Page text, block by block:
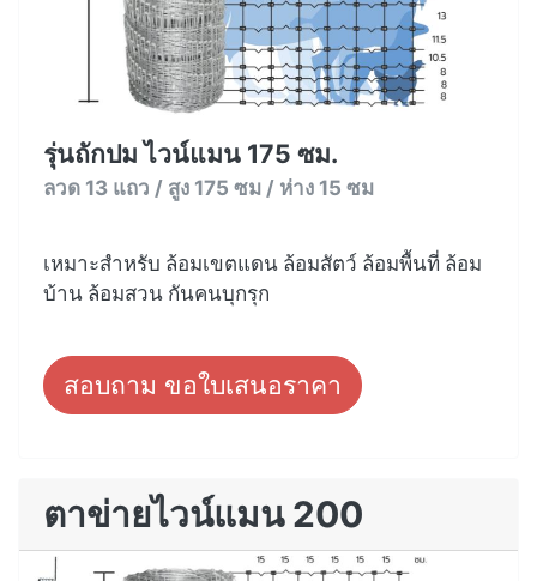
รุ่นถักปม ไวน์แมน 175 ซม.
ลวด 13 แถว / สูง 175 ซม / ห่าง 15 ซม
เหมาะสำหรับ ล้อมเขตแดน ล้อมสัตว์ ล้อมพื้นที่ ล้อม
บ้าน ล้อมสวน กันคนบุกรุก
สอบถาม ขอใบเสนอราคา
ตาข่ายไวน์แมน 200